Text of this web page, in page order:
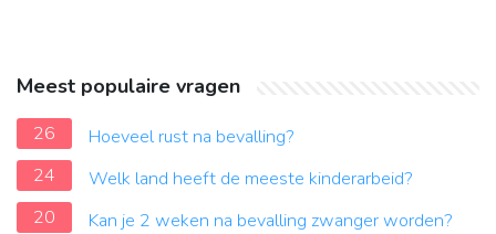
Meest populaire vragen
26
Hoeveel rust na bevalling?
24
Welk land heeft de meeste kinderarbeid?
20
Kan je 2 weken na bevalling zwanger worden?